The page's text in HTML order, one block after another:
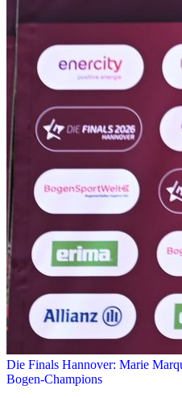
Die Finals Hannover: Marie
Bogen-Champions